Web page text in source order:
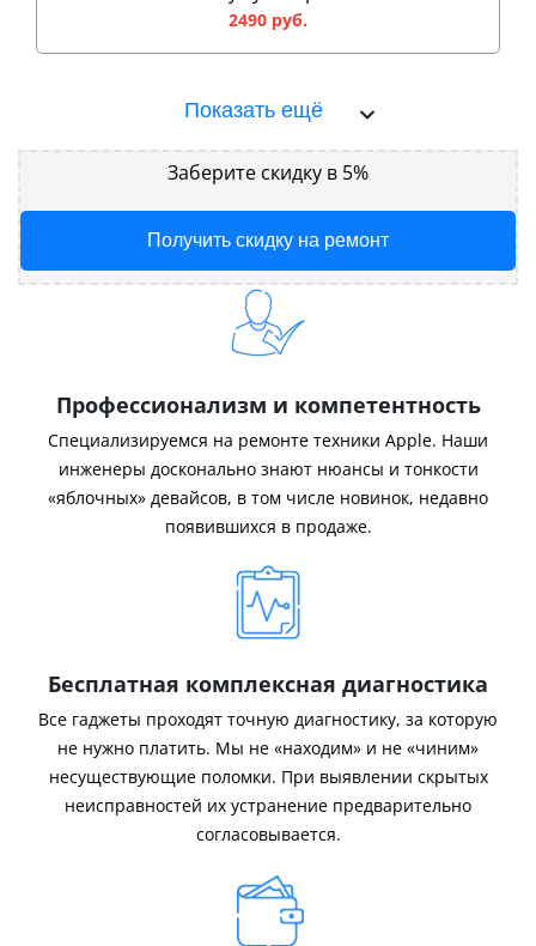
2490 руб.
Показать ещё
Заберите скидку в 5%
Получить скидку на ремонт
Профессионализм и компетентность
Специализируемся на ремонте техники Apple. Наши
инженеры досконально знают нюансы и тонкости
«яблочных» девайсов, в том числе новинок, недавно
появившихся в продаже.
Бесплатная комплексная диагностика
Все гаджеты проходят точную диагностику, за которую
не нужно платить. Мы не «находим» и не «чиним»
несуществующие поломки. При выявлении скрытых
неисправностей их устранение предварительно
согласовывается.